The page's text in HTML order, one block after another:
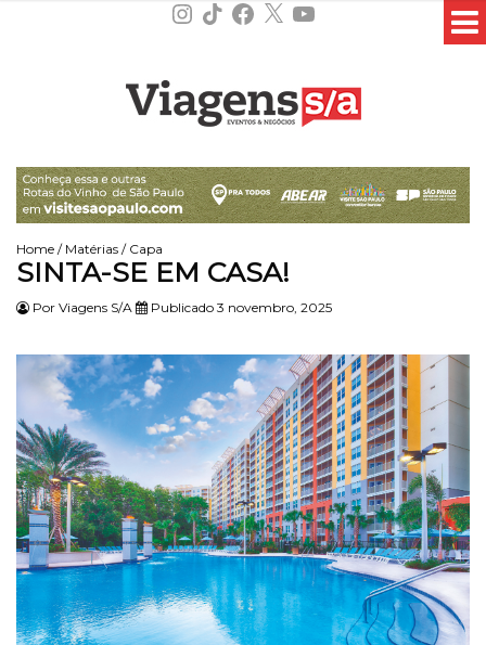
Instagram
TikTokFacebook
X YouTube
Home / Matérias / Capa
SINTA-SE EM CASA!
Por Viagens S/A Publicado 3 novembro, 2025